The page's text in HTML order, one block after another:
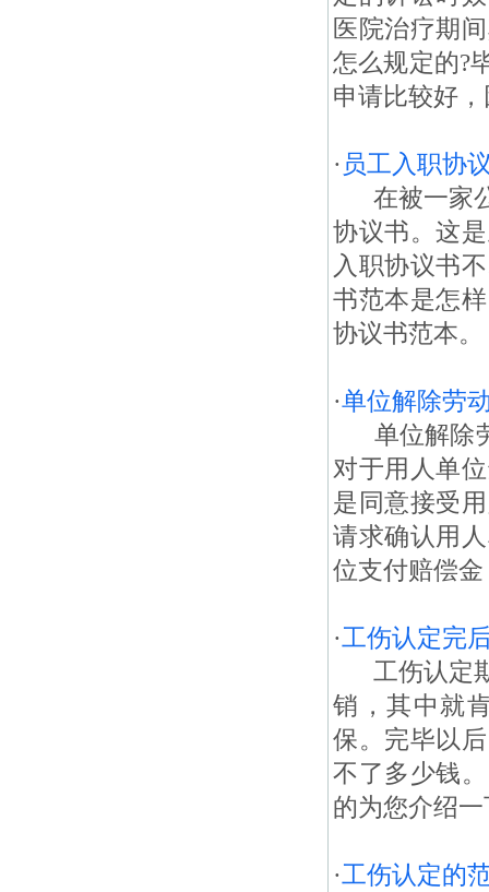
医院治疗期
怎么规定的?
申请比较好
· 员工入职协
在被一家公
协议书。这
入职协议书
书范本是怎
协议书范本
·单位解除劳
单位解除劳
对于用人单
是同意接受
请求确认用
位支付赔偿
·工伤认定完
工伤认定期
销，其中就
保。完毕以
不了多少钱
的为您介绍
·工伤认定的